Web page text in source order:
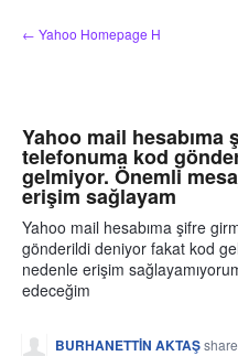
Skip
to
← Yahoo Homepage H
Yahoo mail hesabıma
telefonuma kod
gelmiyor. Önemli
erişim sağlayam
Yahoo mail hesabıma şifre
gönderildi deniyor fakat kod
nedenle erişim
edeceğim
BURHANETTİN AKTAŞ